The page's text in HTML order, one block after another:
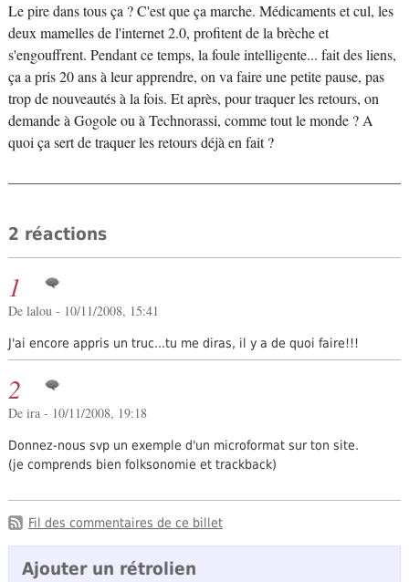
Le pire dans tous ça ? C'est que ça marche. Médicaments et cul, les
deux mamelles de l'internet 2.0, profitent de la brèche et
s'engouffrent. Pendant ce temps, la foule intelligente... fait des liens,
ça a pris 20 ans à leur apprendre, on va faire une petite pause, pas
trop de nouveautés à la fois. Et après, pour traquer les retours, on
demande à Gogole ou à Technorassi, comme tout le monde ? A
quoi ça sert de traquer les retours déjà en fait ?
2 réactions
1
De lalou - 10/11/2008, 15:41
J'ai encore appris un truc...tu me diras, il y a de quoi faire!!!
2
De ira - 10/11/2008, 19:18
Donnez-nous svp un exemple d'un microformat sur ton site.
(je comprends bien folksonomie et trackback)
Fil des commentaires de ce billet
Ajouter un rétrolien